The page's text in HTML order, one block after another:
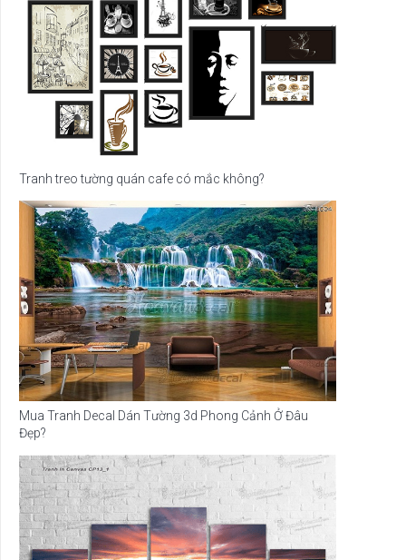
Tranh treo tường quán cafe có mắc không?
Mua Tranh Decal Dán Tường 3d Phong Cảnh Ở Đâu
Đẹp?